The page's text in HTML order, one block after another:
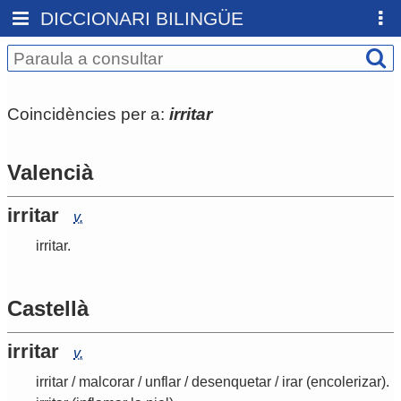
DICCIONARI BILINGÜE
Coincidències per a: irritar
Valencià
irritar
v.
irritar.
Castellà
irritar
v.
irritar / malcorar / unflar /desenquetar / irar (encolerizar).